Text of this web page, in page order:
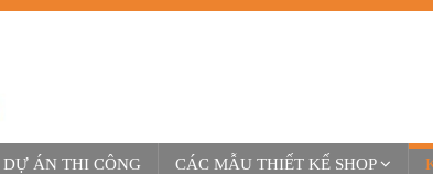
DỰ ÁN THI CÔNG CÁC MẪU THIẾT KẾ SHOP